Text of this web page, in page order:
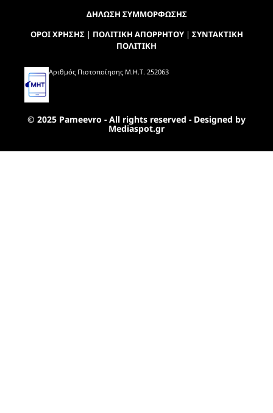
ΔΗΛΩΣΗ ΣΥΜΜΟΡΦΩΣΗΣ
ΟΡΟΙ ΧΡΗΣΗΣ| ΠΟΛΙΤΙΚΗ ΑΠΟΡΡΗΤΟΥ| ΣΥΝΤΑΚΤΙΚΗ
ΠΟΛΙΤΙΚΗ
Αριθμός Πιστοποίησης Μ.Η.Τ. 252063
© 2025 Pameevro - All rights reserved - Designed by
Mediaspot.gr